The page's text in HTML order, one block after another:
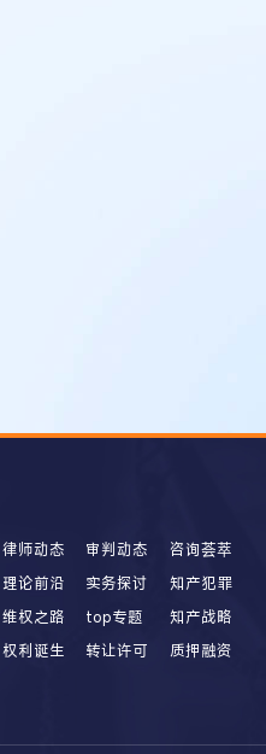
律师动态 审判动态
咨询荟萃
理论前沿 实务探讨
知产犯罪
维权之路 top专题
知产战略
权利诞生 转让许可
质押融资